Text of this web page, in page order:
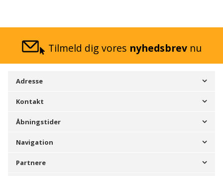
Tilmeld dig vores nyhedsbrev nu
Adresse
Kontakt
Åbningstider
Navigation
Partnere